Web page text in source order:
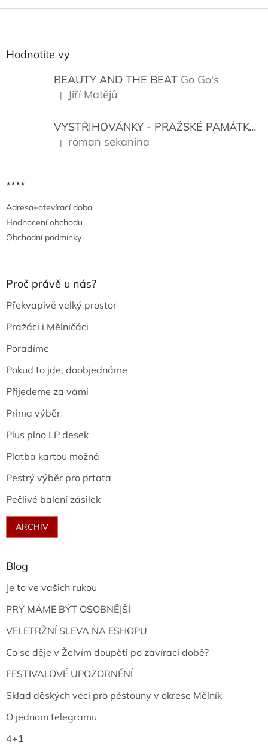
Z
Hodnotíte vy
BEAUTY AND THE BEAT Go Go's
Hodnocení produktu je 5 z 5 hvězdiček.
| Jiří Matějů
VYSTŘIHOVÁNKY - PRAŽSKÉ PAMÁTKY
Hodnocení produktu je 5 z 5 hvězdiček.
| roman sekanina
****
Adresa+otevírací doba
Hodnocení obchodu
Obchodní podmínky
Proč právě u nás?
Překvapivě velký prostor
Pražáci i Mělničáci
Poradíme
Pokud to jde, doobjednáme
Přijedeme za vámi
Prima výběr
Plus plno LP desek
Platba kartou možná
Pestrý výběr pro prťata
Pečlivé balení zásilek
ARCHIV
Blog
Je to ve vašich rukou
PRÝ MÁME BÝT OSOBNĚJŠÍ
VELETRŽNÍ SLEVA NA ESHOPU
Co se děje v Želvím doupěti po zavírací době?
FESTIVALOVÉ UPOZORNĚNÍ
Sklad děských věcí pro pěstouny v okrese Mělník
O jednom telegramu
4+1